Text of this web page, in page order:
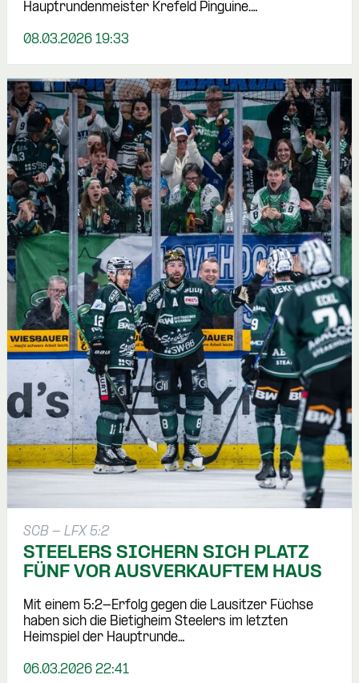
Hauptrundenmeister Krefeld Pinguine.…
08.03.2026 19:33
SCB - LFX 5:2
STEELERS SICHERN SICH PLATZ
FÜNF VOR AUSVERKAUFTEM HAUS
Mit einem 5:2-Erfolg gegen die Lausitzer Füchse
haben sich die Bietigheim Steelers im letzten
Heimspiel der Hauptrunde…
06.03.2026 22:41